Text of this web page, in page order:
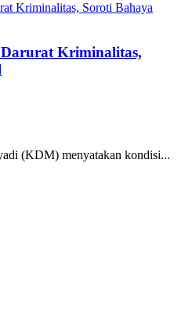
Kriminalitas,
(KDM) menyatakan kondisi...